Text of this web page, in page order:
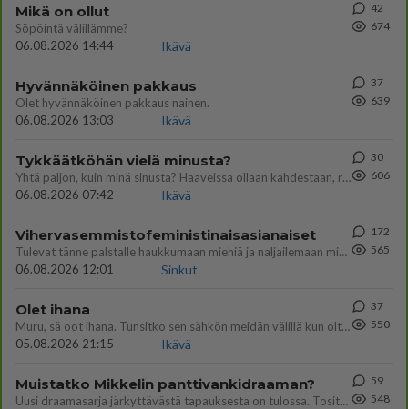
Mikä on ollut
Söpöintä välillämme?
06.08.2026 14:44
Ikävä
42
674
Hyvännäköinen pakkaus
Olet hyvännäköinen pakkaus nainen.
06.08.2026 13:03
Ikävä
37
639
Tykkäätköhän vielä minusta?
Yhtä paljon, kuin minä sinusta? Haaveissa ollaan kahdestaan, rauhassa ja lähennytään fyysisesti ja tutustutaan syvemmin
06.08.2026 07:42
Ikävä
30
606
Vihervasemmistofeministinaisasianaiset
Tulevat tänne palstalle haukkumaan miehiä ja naljailemaan miehelle, kehuvat olevansa heitä parempia. Itse asuvat MIEHE
06.08.2026 12:01
Sinkut
172
565
Olet ihana
Muru, sä oot ihana. Tunsitko sen sähkön meidän välillä kun oltiin ihan låhekkäin? 👩‍❤️‍👩❤️😼😘
05.08.2026 21:15
Ikävä
37
550
Muistatko Mikkelin panttivankidraaman?
Uusi draamasarja järkyttävästä tapauksesta on tulossa. Tositapahtumiin perustuva sarja ammentaa vuoden 1986 Mikkelin pan
59
548